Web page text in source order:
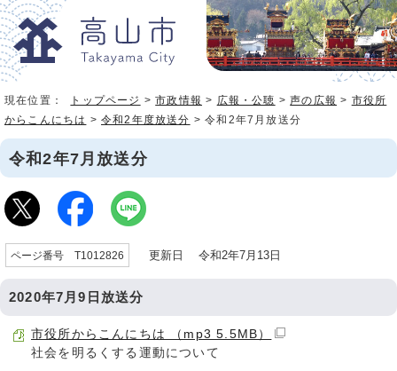
現在位置： トップページ >市政情報 > 広報・公聴 >声の広報 > 市役所
からこんにちは >令和2年度放送分 > 令和2年7月放送分
令和2年7月放送分
ページ番号 T1012826 更新日 令和2年7月13日
2020年7月9日放送分
市役所からこんにちは （mp3 5.5MB）
社会を明るくする運動について